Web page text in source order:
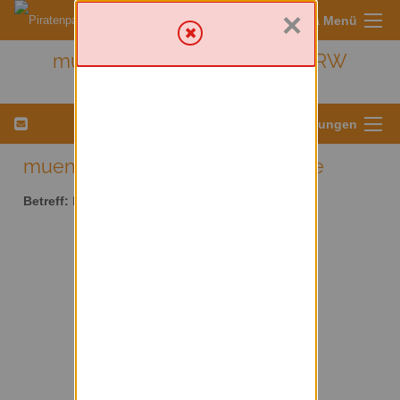
Sympa Menü
muenster - Kreis Münster/ NRW
Menü für Listeneinstellungen
muenster AT lists.piratenpartei.de
Betreff:
×